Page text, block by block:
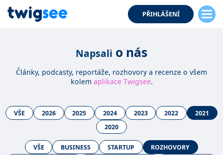
PŘIHLÁŠENÍ
Napsali o nás
Články, podcasty, reportáže, rozhovory a recenze o všem
kolem aplikace Twigsee.
VŠE 2026 2025 2024 2023 2022
2021
2020
VŠE BUSINESS STARTUP
ROZHOVORY